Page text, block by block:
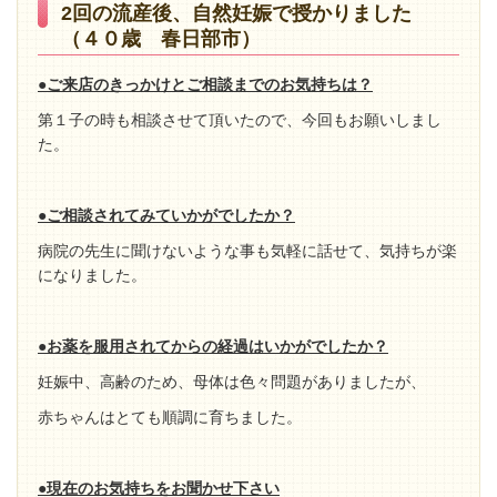
2回の流産後、自然妊娠で授かりました
（４０歳 春日部市）
●ご来店のきっかけとご相談までのお気持ちは？
第１子の時も相談させて頂いたので、今回もお願いしまし
た。
●ご相談されてみていかがでしたか？
病院の先生に聞けないような事も気軽に話せて、気持ちが楽
になりました。
●お薬を服用されてからの経過はいかがでしたか？
妊娠中、高齢のため、母体は色々問題がありましたが、
赤ちゃんはとても順調に育ちました。
●現在のお気持ちをお聞かせ下さい